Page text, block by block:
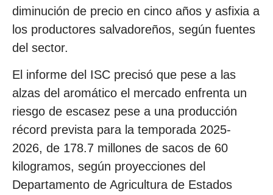
diminución de precio en cinco años y asfixia a
los productores salvadoreños, según fuentes
del sector.
El informe del ISC precisó que pese a las
alzas del aromático el mercado enfrenta un
riesgo de escasez pese a una producción
récord prevista para la temporada 2025-
2026, de 178.7 millones de sacos de 60
kilogramos, según proyecciones del
Departamento de Agricultura de Estados